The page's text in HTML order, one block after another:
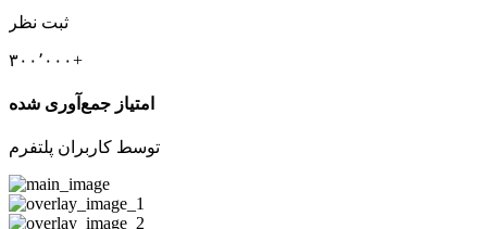
ثبت نظر
۳۰۰٬۰۰۰+
امتیاز جمع‌آوری شده
توسط کاربران پلتفرم